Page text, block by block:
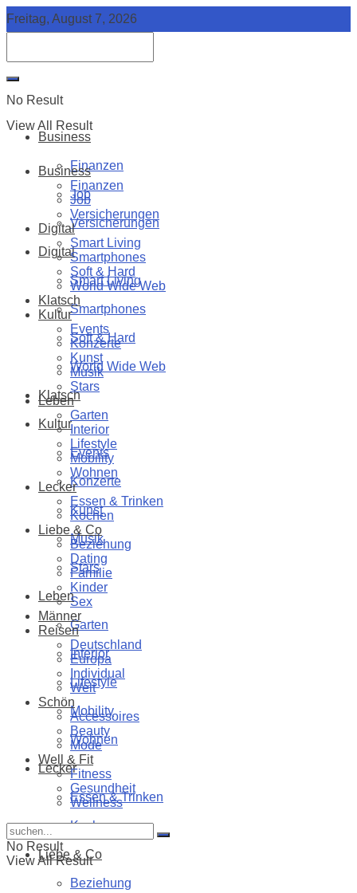
Freitag, August 7, 2026
No Result
View All Result
Business
Finanzen
Job
Versicherungen
Digital
Smart Living
Smartphones
Soft & Hard
World Wide Web
Klatsch
Kultur
Events
Konzerte
Kunst
Musik
Stars
Leben
Garten
Interior
Lifestyle
Mobility
Wohnen
Lecker
Essen & Trinken
Kochen
Liebe & Co
Beziehung
Business
Finanzen
Job
Versicherungen
Digital
Smart Living
Smartphones
Soft & Hard
World Wide Web
Klatsch
Kultur
Events
Konzerte
Kunst
Musik
Stars
Leben
Garten
Interior
Lifestyle
Mobility
Wohnen
Lecker
Essen & Trinken
Kochen
Liebe & Co
Beziehung
Dating
Familie
Kinder
Sex
Männer
Reisen
Deutschland
Europa
Individual
Welt
Schön
Accessoires
Beauty
Mode
Well & Fit
Fitness
Gesundheit
Wellness
No Result
View All Result